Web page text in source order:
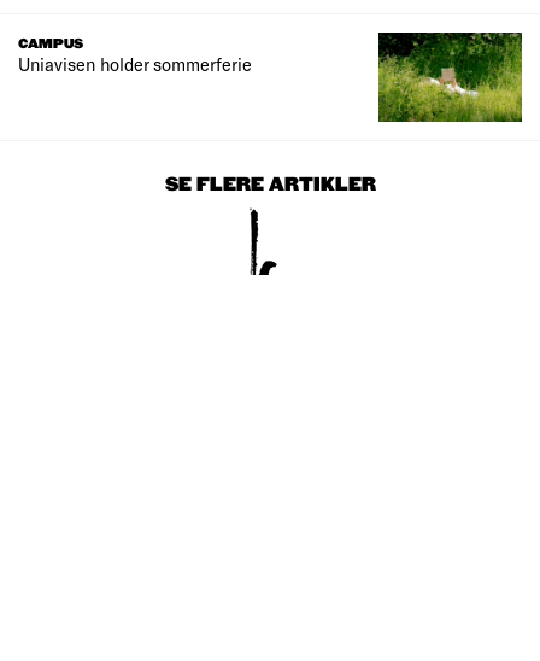
CAMPUS
Uniavisen holder sommerferie
SE FLERE ARTIKLER